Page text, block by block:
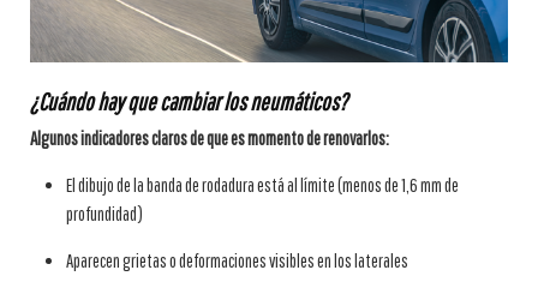
¿Cuándo hay que cambiar los neumáticos?
Algunos indicadores claros de que es momento de renovarlos:
El dibujo de la banda de rodadura está al límite (menos de 1,6 mm de
profundidad)
Aparecen grietas o deformaciones visibles en los laterales